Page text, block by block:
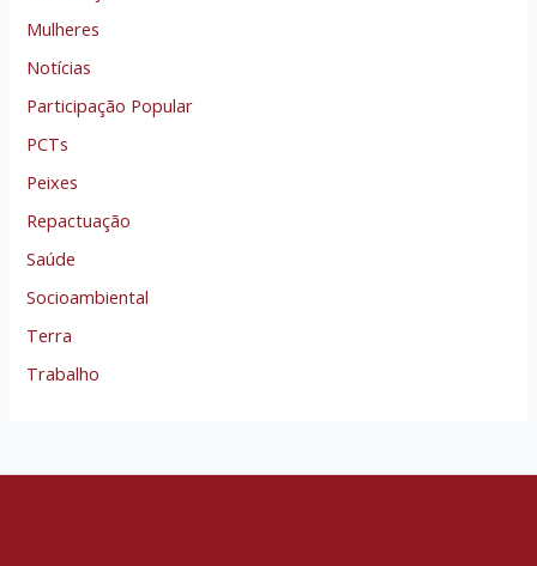
Mulheres
Notícias
Participação Popular
PCTs
Peixes
Repactuação
Saúde
Socioambiental
Terra
Trabalho